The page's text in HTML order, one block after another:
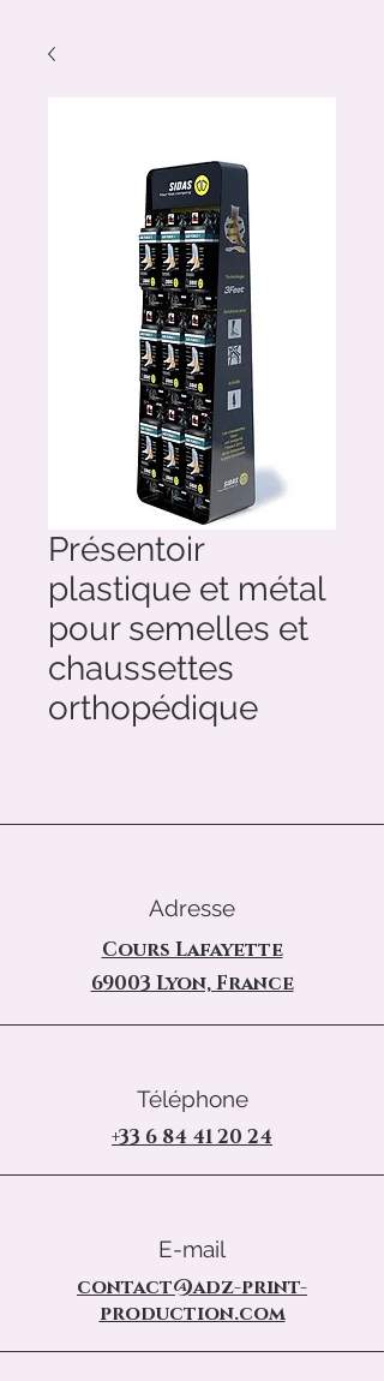
Présentoir
plastique et métal
pour semelles et
chaussettes
orthopédique
Adresse
Cours Lafayette
69003 Lyon, France
Téléphone
+33 6 84 41 20 24
E-mail
contact@adz-print-
production.com